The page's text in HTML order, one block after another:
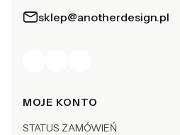
sklep@anotherdesign.pl
Linki w stopce
MOJE KONTO
STATUS ZAMÓWIEŃ